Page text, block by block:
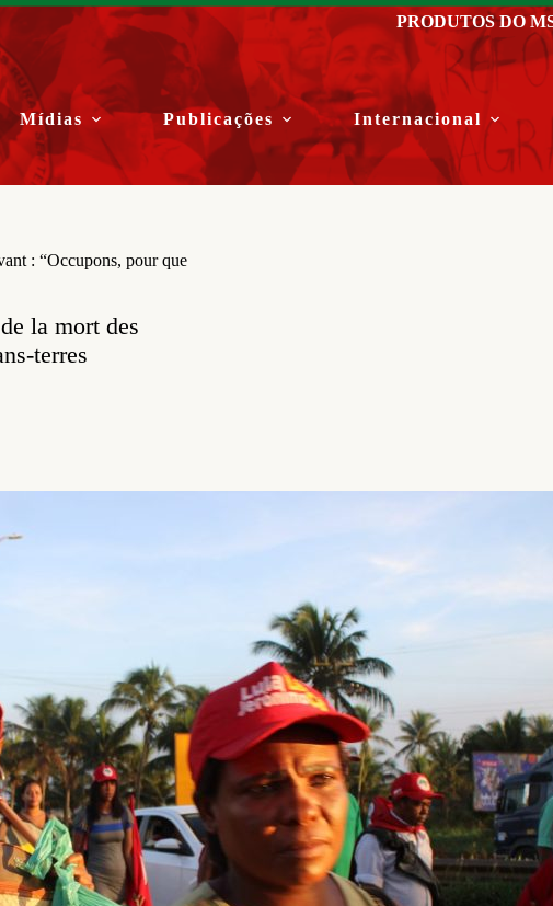
PRODUTOS DO
Mídias Publicações Internacional
: “Occupons, pour que
la mort des
terres